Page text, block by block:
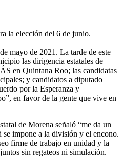
la elección del 6 de junio.
mayo de 2021. La tarde de este
las dirigencia estatales de
en Quintana Roo; las candidatas
y candidatos a diputado
por la Esperanza y
en favor de la gente que vive en
de Morena señaló “me da un
impone a la división y el encono.
firme de trabajo en unidad y la
sin regateos ni simulación.